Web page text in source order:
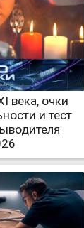
века, очки
и тест